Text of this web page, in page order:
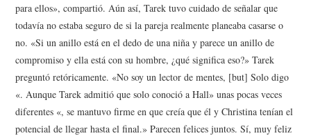
para ellos», compartió. Aún así, Tarek tuvo cuidado de señalar que
todavía no estaba seguro de si la pareja realmente planeaba casarse o
no. «Si un anillo está en el dedo de una niña y parece un anillo de
compromiso y ella está con su hombre, ¿qué significa eso?» Tarek
preguntó retóricamente. «No soy un lector de mentes, [but] Solo digo
«. Aunque Tarek admitió que solo conoció a Hall» unas pocas veces
diferentes «, se mantuvo firme en que creía que él y Christina tenían el
potencial de llegar hasta el final.» Parecen felices juntos. Sí, muy feliz